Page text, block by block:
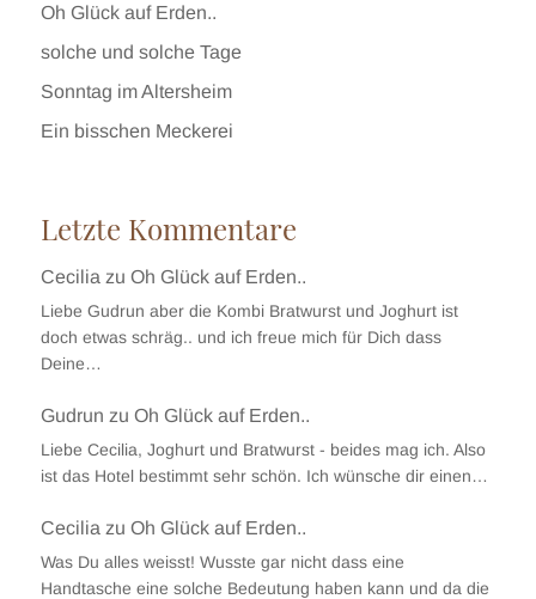
Oh Glück auf Erden..
solche und solche Tage
Sonntag im Altersheim
Ein bisschen Meckerei
Letzte Kommentare
Ceciliazu Oh Glück auf Erden..
Liebe Gudrun aber die Kombi Bratwurst und Joghurt ist
doch etwas schräg.. und ich freue mich für Dich dass
Deine…
Gudrun zu Oh Glück auf Erden..
Liebe Cecilia, Joghurt und Bratwurst - beides mag ich. Also
ist das Hotel bestimmt sehr schön. Ich wünsche dir einen…
Cecilia zu Oh Glück auf Erden..
Was Du alles weisst! Wusste gar nicht dass eine
Handtasche eine solche Bedeutung haben kann und da die